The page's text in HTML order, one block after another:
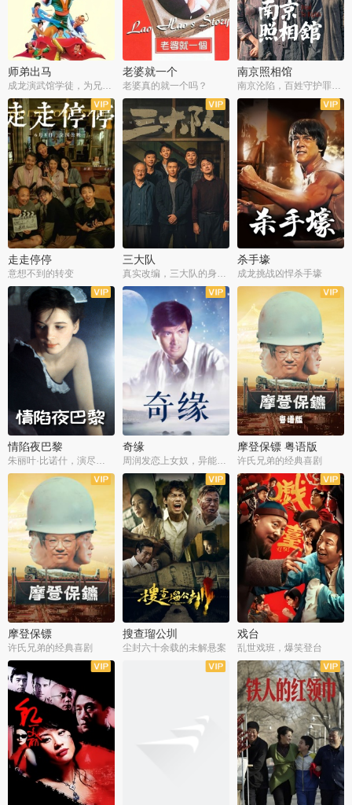
师弟出马
成龙演武馆学徒，为兄搏命战黑道
老婆就一个
老婆真的就一个吗？
南京照相馆
南京沦陷，百姓守护罪证底片
走走停停
意想不到的转变
三大队 杀手壕
成龙挑战凶悍杀手壕
情陷夜巴黎
朱丽叶·比诺什，演尽失爱之痛
奇缘
周润发恋上女奴，异能护体战邪派
摩登保镖 粤语版
许氏兄弟的经典喜剧
摩登保镖
许氏兄弟的经典喜剧
搜查瑠公圳
尘封六十余载的未解悬案
戏台
乱世戏班，爆笑登台